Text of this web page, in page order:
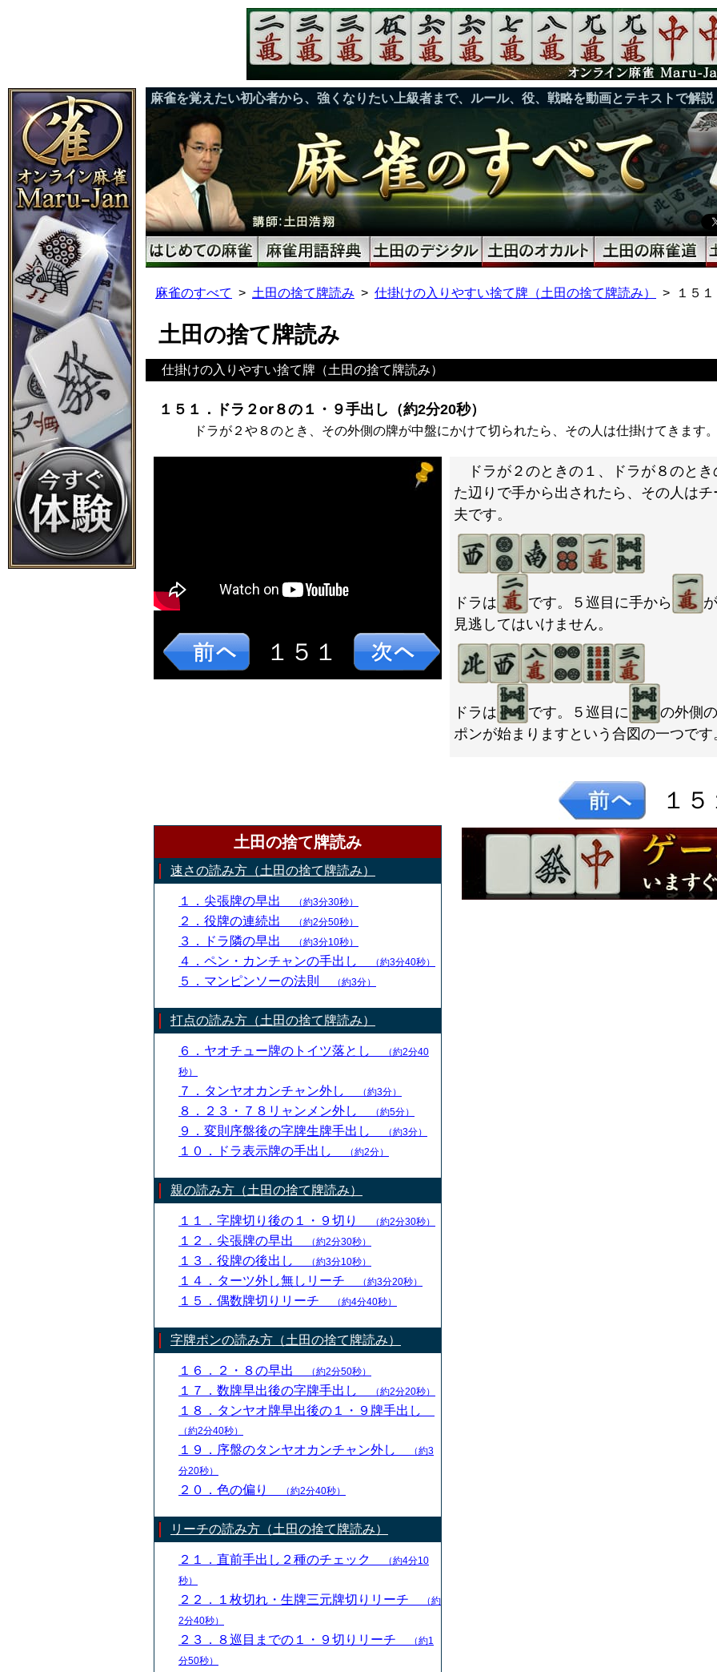
麻雀を覚えたい初心者から、強くなりたい上級者まで、ルール、役、戦略を動画とテキストで解説
麻雀のすべて 土田の捨て牌読み 仕掛けの入りやすい捨て牌（土田の捨て牌読み） １５
土田の捨て牌読み
仕掛けの入りやすい捨て牌（土田の捨て牌読み）
１５１．ドラ２or８の１・９手出し（約2分20秒）
ドラが２や８のとき、その外側の牌が中盤にかけて切られたら、その人は仕掛けてきます
１５１
土田の捨て牌読み
速さの読み方（土田の捨て牌読み）
１．尖張牌の早出 （約3分30秒）
２．役牌の連続出 （約2分50秒）
３．ドラ隣の早出 （約3分10秒）
４．ペン・カンチャンの手出し （約3分40秒）
５．マンピンソーの法則 （約3分）
打点の読み方（土田の捨て牌読み）
６．ヤオチュー牌のトイツ落とし
（約2分40
秒）
７．タンヤオカンチャン外し （約3分）
８．２３・７８リャンメン外し （約5分）
９．変則序盤後の字牌生牌手出し （約3分）
１０．ドラ表示牌の手出し （約2分）
親の読み方（土田の捨て牌読み）
１１．字牌切り後の１・９切り （約2分30秒）
１２．尖張牌の早出 （約2分30秒）
１３．役牌の後出し （約3分10秒）
１４．ターツ外し無しリーチ （約3分20秒）
１５．偶数牌切りリーチ （約4分40秒）
字牌ポンの読み方（土田の捨て牌読み）
１６．２・８の早出 （約2分50秒）
１７．数牌早出後の字牌手出し （約2分20秒）
１８．タンヤオ牌早出後の１・９牌手出し
（約2分40秒）
１９．序盤のタンヤオカンチャン外し
（約3
分20秒）
２０．色の偏り （約2分40秒）
リーチの読み方（土田の捨て牌読み）
２１．直前手出し２種のチェック
（約4分10
秒）
２２．１枚切れ・生牌三元牌切りリーチ
（約
2分40秒）
２３．８巡目までの１・９切りリーチ
（約1
分50秒）
ドラが２のときの１、ドラが８のと
た辺りで手から出されたら、その人は
夫です。
ドラは です。５巡目に手から
見逃してはいけません。
ドラは です。５巡目に
の外側の
ポンが始まりますという合図の一つです
１５